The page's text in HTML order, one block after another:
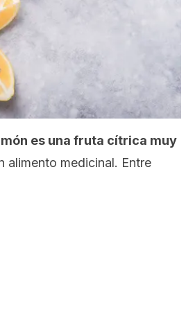
es una fruta cítrica muy
alimento medicinal. Entre